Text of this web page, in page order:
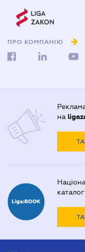
ПРО КОМПАНІЮ
на